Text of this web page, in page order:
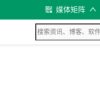
媒体矩阵